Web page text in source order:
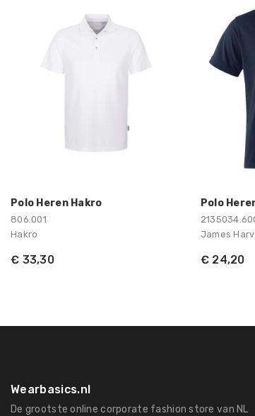
Polo Heren Hakro
806.001
Hakro
€ 33,30
Polo
James
€ 24,20
Wearbasics.nl
De grootste online corporate fashion store van NL